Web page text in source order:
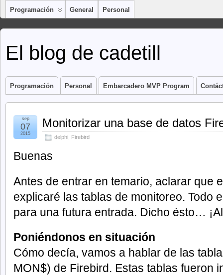
Programación General Personal
El blog de cadetill
Programación Personal Embarcadero MVP Program
Monitorizar una base de datos
delphi Firebird
sep
07
2015
Buenas
Antes de entrar en temario, aclarar que
explicaré las tablas de monitoreo. Todo
para una futura entrada. Dicho ésto…
Poniéndonos en situación
Cómo decía, vamos a hablar de las
MON$) de Firebird. Estas tablas fueron